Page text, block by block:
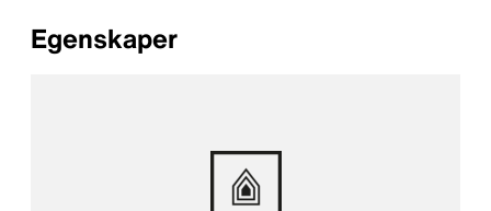
Egenskaper